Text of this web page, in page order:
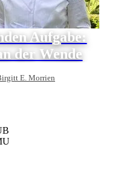
Aufgabe:
der Wende
E. Morrien